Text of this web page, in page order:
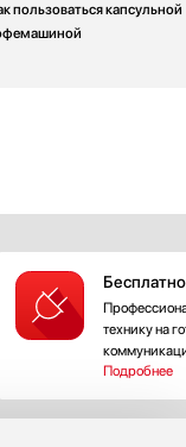
пользоваться капсульной
технику на
Подробнее